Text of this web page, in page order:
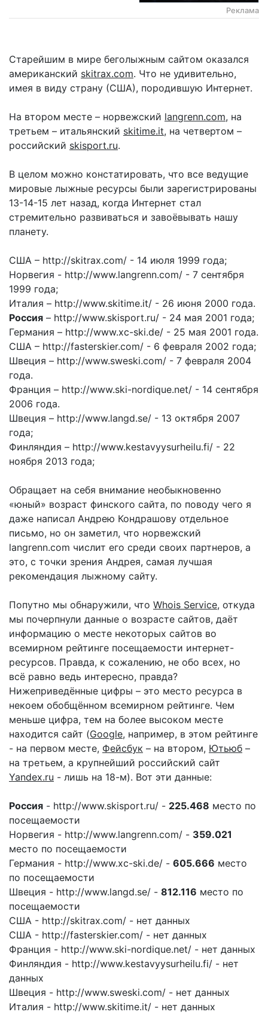
Реклама
Старейшим в мире беголыжным сайтом оказался
американский skitrax.com. Что не удивительно,
имея в виду страну (США), породившую Интернет.
На втором месте – норвежский langrenn.com, на
третьем – итальянский skitime.it, на четвертом –
российский skisport.ru.
В целом можно констатировать, что все ведущие
мировые лыжные ресурсы были зарегистрированы
13-14-15 лет назад, когда Интернет стал
стремительно развиваться и завоёвывать нашу
планету.
США – http://skitrax.com/ - 14 июля 1999 года;
Норвегия - http://www.langrenn.com/ - 7 сентября
1999 года;
Италия – http://www.skitime.it/ - 26 июня 2000 года.
Россия – http://www.skisport.ru/ - 24 мая 2001 года;
Германия – http://www.xc-ski.de/ - 25 мая 2001 года.
США – http://fasterskier.com/ - 6 февраля 2002 года;
Швеция – http://www.sweski.com/ - 7 февраля 2004
года.
Франция – http://www.ski-nordique.net/ - 14 сентября
2006 года.
Швеция – http://www.langd.se/ - 13 октября 2007
года;
Финляндия – http://www.kestavyysurheilu.fi/ - 22
ноября 2013 года;
Обращает на себя внимание необыкновенно
«юный» возраст финского сайта, по поводу чего я
даже написал Андрею Кондрашову отдельное
письмо, но он заметил, что норвежский
langrenn.com числит его среди своих партнеров, а
это, с точки зрения Андрея, самая лучшая
рекомендация лыжному сайту.
Попутно мы обнаружили, что Whois Service, откуда
мы почерпнули данные о возрасте сайтов, даёт
информацию о месте некоторых сайтов во
всемирном рейтинге посещаемости интернет-
ресурсов. Правда, к сожалению, не обо всех, но
всё равно ведь интересно, правда?
Нижеприведённые цифры – это место ресурса в
некоем обобщённом всемирном рейтинге. Чем
меньше цифра, тем на более высоком месте
находится сайт (Google, например, в этом рейтинге
- на первом месте, Фейсбук – на втором, Ютьюб –
на третьем, а крупнейший российский сайт
Yandex.ru - лишь на 18-м). Вот эти данные:
Россия - http://www.skisport.ru/ - 225.468 место по
посещаемости
Норвегия - http://www.langrenn.com/ - 359.021
место по посещаемости
Германия - http://www.xc-ski.de/ - 605.666 место
по посещаемости
Швеция - http://www.langd.se/ - 812.116 место по
посещаемости
США - http://skitrax.com/ - нет данных
США - http://fasterskier.com/ - нет данных
Франция - http://www.ski-nordique.net/ - нет данных
Финляндия - http://www.kestavyysurheilu.fi/ - нет
данных
Швеция - http://www.sweski.com/ - нет данных
Италия - http://www.skitime.it/ - нет данных